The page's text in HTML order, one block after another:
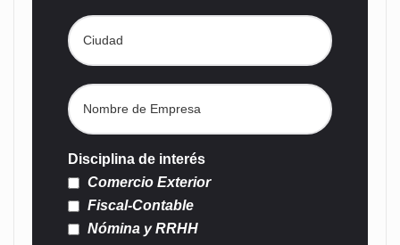
Disciplina de interés
Comercio Exterior
Fiscal-Contable
Nómina y RRHH